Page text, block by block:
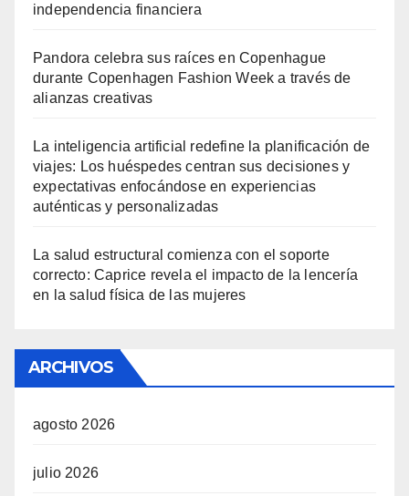
independencia financiera
Pandora celebra sus raíces en Copenhague
durante Copenhagen Fashion Week a través de
alianzas creativas
La inteligencia artificial redefine la planificación de
viajes: Los huéspedes centran sus decisiones y
expectativas enfocándose en experiencias
auténticas y personalizadas
La salud estructural comienza con el soporte
correcto: Caprice revela el impacto de la lencería
en la salud física de las mujeres
ARCHIVOS
agosto 2026
julio 2026